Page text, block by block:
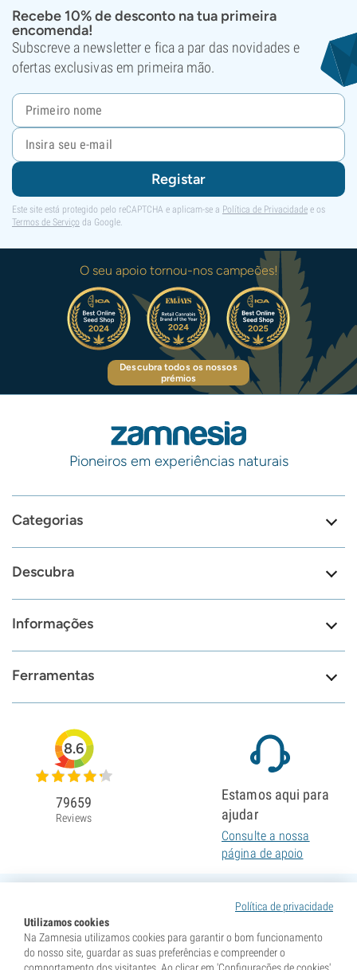
Recebe 10% de desconto na tua primeira
encomenda!
Subscreve a newsletter e fica a par das novidades e
ofertas exclusivas em primeira mão.
Registar
Este site está protegido pelo reCAPTCHA e aplicam-se a Política de Privacidade e os
Termos de Serviço da Google.
O seu apoio tornou-nos campeões!
Descubra todos os nossos
prémios
Pioneiros em experiências naturais
Categorias
Descubra
Informações
Ferramentas
Política de privacidade
Utilizamos cookies
Na Zamnesia utilizamos cookies para garantir o bom funcionamento
do nosso site, guardar as suas preferências e compreender o
8.6
79659
Reviews
Estamos aqui para
ajudar
Consulte a nossa
página de apoio